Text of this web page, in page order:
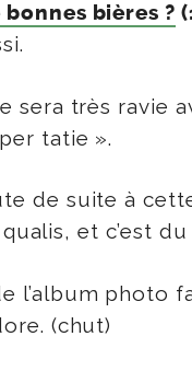
bières ?
sera très ravie
tatie ».
de suite à
et c’est du
l’album photo
(chut)